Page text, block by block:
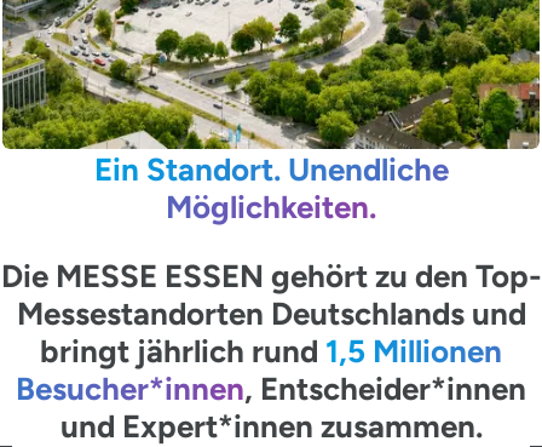
Ein Standort. Unendliche
Möglichkeiten.
Die MESSE ESSEN gehört zu den Top-
Messestandorten Deutschlands und
bringt jährlich rund 1,5 Millionen
Besucher*innen, Entscheider*innen
und Expert*innen zusammen.